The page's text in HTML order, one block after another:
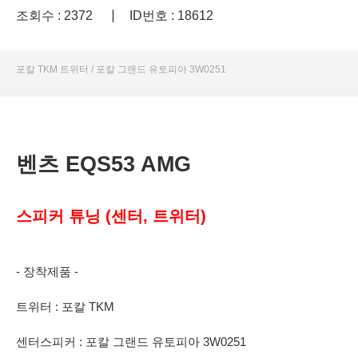
조회수 : 2372 ID번호 : 18612
포칼 TKM 트위터 / 포칼 그랜드 유토피아 3W0251
벤츠 EQS53 AMG
스피커 튜닝 (센터, 트위터)
- 장착제품 -
트위터 : 포칼 TKM
센터스피커 : 포칼 그랜드 유토피아 3W0251